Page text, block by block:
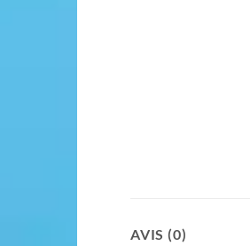
AVIS (0)